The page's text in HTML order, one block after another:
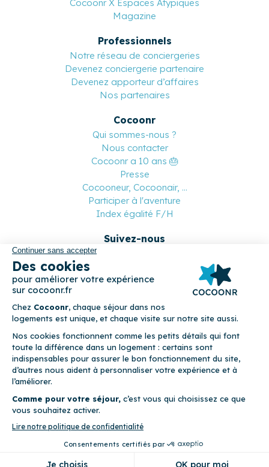
Cocoonr X Espaces Atypiques
Magazine
Professionnels
Notre réseau de conciergeries
Devenez conciergerie partenaire
Devenez apporteur d’affaires
Nos partenaires
Cocoonr
Qui sommes-nous ?
Nous contacter
Cocoonr a 10 ans 🎂
Presse
Cocooneur, Cocoonair, ...
Participer à l'aventure
Index égalité F/H
Suivez-nous
location–CGU – Politique de confidentialité–Politique de
Cocoonr est conçu et développé à Rennes 🇫🇷